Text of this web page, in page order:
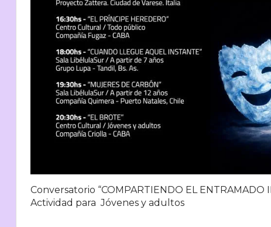
Conversatorio “COMPARTIENDO EL ENTRAMADO
Actividad para Jóvenes y adultos